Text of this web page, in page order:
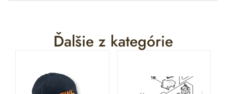
Ďalšie z kategórie